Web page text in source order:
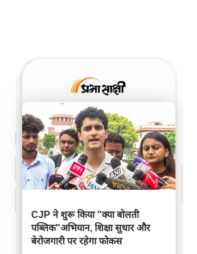
CJP ने शुरू किया "क्या बोलती
पब्लिक"अभियान, शिक्षा सुधार और
बेरोजगारी पर रहेगा फोकस